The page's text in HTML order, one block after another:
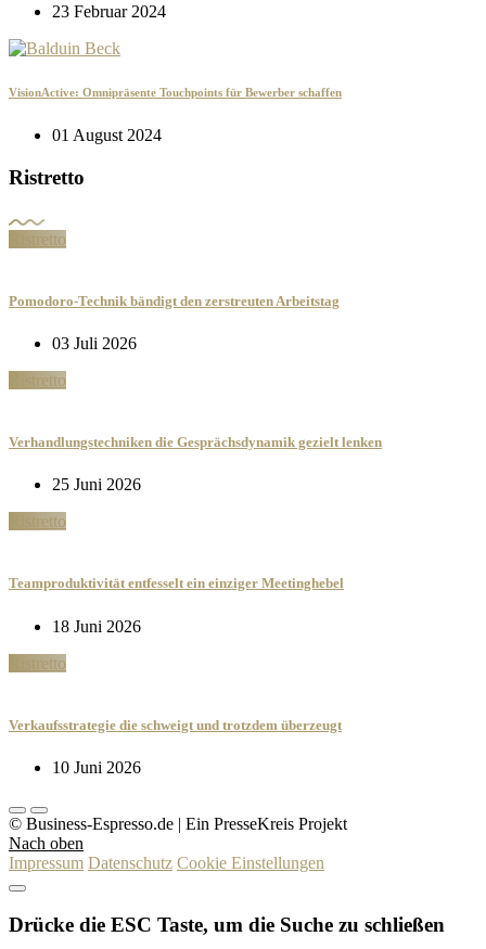
23 Februar 2024
VisionActive: Omnipräsente Touchpoints für Bewerber schaffen
01 August 2024
Ristretto
Ristretto
Pomodoro-Technik bändigt den zerstreuten Arbeitstag
03 Juli 2026
Ristretto
Verhandlungstechniken die Gesprächsdynamik gezielt lenken
25 Juni 2026
Ristretto
Teamproduktivität entfesselt ein einziger Meetinghebel
18 Juni 2026
Ristretto
Verkaufsstrategie die schweigt und trotzdem überzeugt
10 Juni 2026
© Business-Espresso.de | Ein PresseKreis Projekt
Nach oben
Impressum Datenschutz Cookie Einstellungen
Drücke die ESC Taste, um die Suche zu schließen